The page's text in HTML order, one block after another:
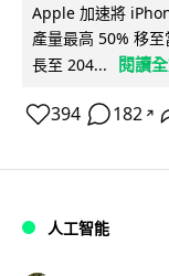
Apple 加速將
產量最高 50% 移
長至 204...
閱讀
394 182 ↗
人工智能